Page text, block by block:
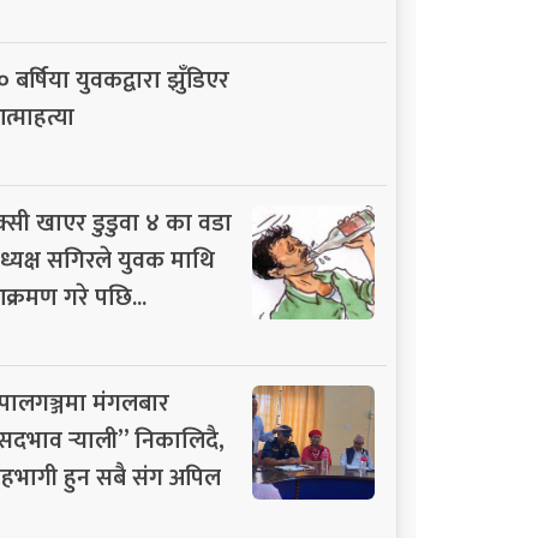
बर्षिया युवकद्वारा झुँडिएर
खाएर डुडुवा ४ का वडा
सगिरले युवक माथि
गरे पछि...
मंगलबार
र्‍याली” निकालिदै,
हुन सबै संग अपिल